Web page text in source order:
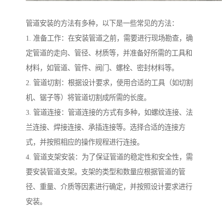
管道安装的方法有多种，以下是一些常见的方法：
1. 准备工作：在安装管道之前，需要进行现场勘查，确
定管道的走向、管径、材质等，并准备好所需的工具和
材料，如管道、管件、阀门、螺栓、密封材料等。
2. 管道切割：根据设计要求，使用合适的工具（如切割
机、锯子等）将管道切割成所需的长度。
3. 管道连接：管道连接的方式有多种，如螺纹连接、法
兰连接、焊接连接、承插连接等。选择合适的连接方
式，并按照相应的操作规程进行连接。
4. 管道支架安装：为了保证管道的稳定性和安全性，需
要安装管道支架。支架的类型和数量应根据管道的管
径、重量、介质等因素进行确定，并按照设计要求进行
安装。